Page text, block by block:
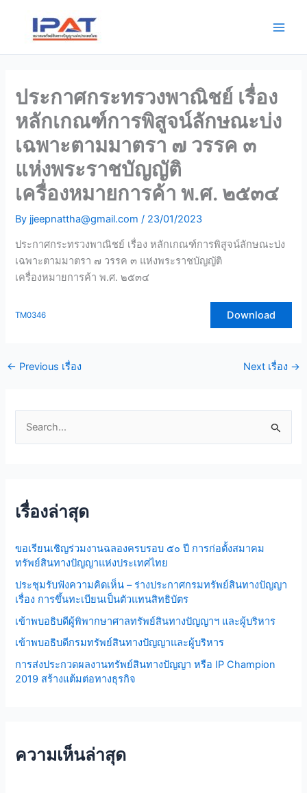
content
ประกาศกระทรวงพาณิชย์ เรื่อง
หลักเกณฑ์การพิสูจน์ลักษณะบ่ง
เฉพาะตามมาตรา ๗ วรรค ๓
แห่งพระราชบัญญัติ
เครื่องหมายการค้า พ.ศ. ๒๕๓๔
By jjeepnattha@gmail.com/ 23/01/2023
ประกาศกระทรวงพาณิชย์ เรื่อง หลักเกณฑ์การพิสูจน์ลักษณะบ่ง
เฉพาะตามมาตรา ๗ วรรค ๓ แห่งพระราชบัญญัติ
เครื่องหมายการค้า พ.ศ. ๒๕๓๔
TM0346 Download
← Previous เรื่อง Next เรื่อง →
c
f
o
r
เรื่องล่าสุด
ขอเรียนเชิญร่วมงานฉลองครบรอบ ๕๐ ปี การก่อตั้งสมาคม
ทรัพย์สินทางปัญญาแห่งประเทศไทย
ประชุมรับฟังความคิดเห็น – ร่างประกาศกรมทรัพย์สินทางปัญญา
เรื่อง การขึ้นทะเบียนเป็นตัวแทนสิทธิบัตร
เข้าพบอธิบดีผู้พิพากษาศาลทรัพย์สินทางปัญญาฯ และผู้บริหาร
เข้าพบอธิบดีกรมทรัพย์สินทางปัญญาและผู้บริหาร
การส่งประกวดผลงานทรัพย์สินทางปัญญา หรือ IP Champion
2019 สร้างแต้มต่อทางธุรกิจ
ความเห็นล่าสุด